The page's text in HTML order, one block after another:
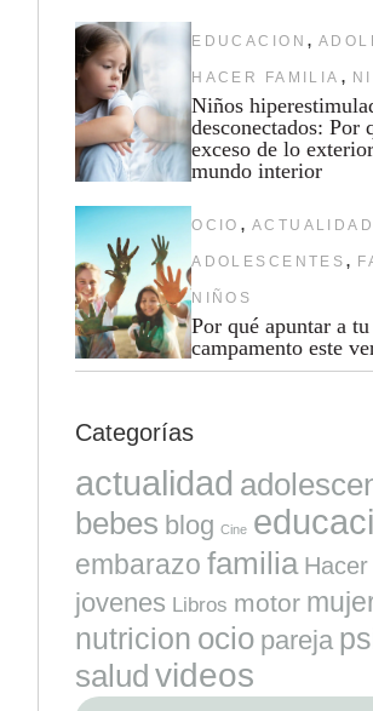
EDUCACION ,
HACER FAMILIA ,
Niños
desconectados: Por
exceso de lo
mundo interior
OCIO , ACTUALIDAD
ADOLESCENTES ,
NIÑOS
Por qué apuntar a
campamento este
Categorías
actualidad
bebes blog Cine
embarazo familia
jovenes Libros motor
nutricion ocio pareja
salud videos